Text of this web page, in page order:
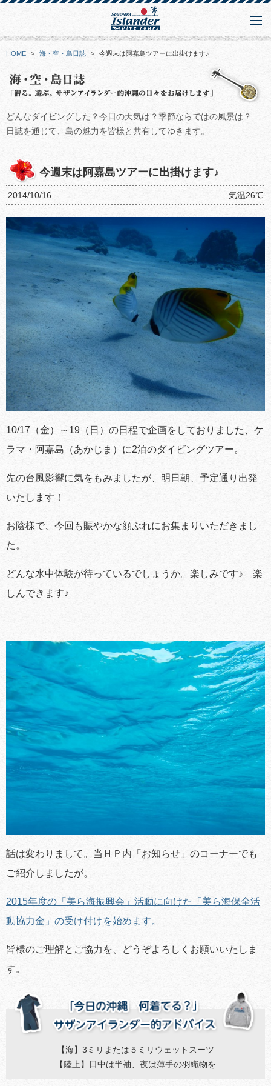
HOME > 海・空・島日誌 > 今週末は阿嘉島ツアーに出掛けます♪
どんなダイビングした？今日の天気は？季節ならではの風景は？
日誌を通じて、島の魅力を皆様と共有してゆきます。
今週末は阿嘉島ツアーに出掛けます♪
2014/10/16 気温26℃
10/17（金）～19（日）の日程で企画をしておりました、ケ
ラマ・阿嘉島（あかじま）に2泊のダイビングツアー。
先の台風影響に気をもみましたが、明日朝、予定通り出発
いたします！
お陰様で、今回も賑やかな顔ぶれにお集まりいただきまし
た。
どんな水中体験が待っているでしょうか。楽しみです♪ 楽
しんできます♪
話は変わりまして。当ＨＰ内「お知らせ」のコーナーでも
ご紹介しましたが。
2015年度の「美ら海振興会」活動に向けた「美ら海保全活
動協力金」の受け付けを始めます。
皆様のご理解とご協力を、どうぞよろしくお願いいたしま
す。
【海】3ミリまたは５ミリウェットスーツ
【陸上】日中は半袖、夜は薄手の羽織物を